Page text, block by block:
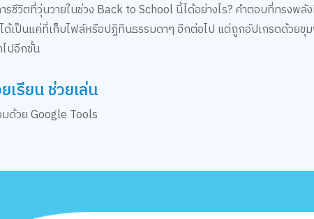
รชีวิตที่วุ่นวายในช่วง Back to School นี้ได้อย่างไร? คำตอบที่ทรงพ
ด้เป็นแค่ที่เก็บไฟล์หรือปฏิทินธรรมดาๆ อีกต่อไป แต่ถูกอัปเกรดด้วยขุ
ไปอีกขั้น
เรียน ช่วยเล่น
มด้วย Google Tools